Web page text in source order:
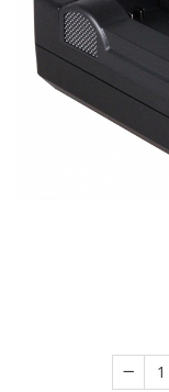
Diverse
Adaptoare
Boxe portabile